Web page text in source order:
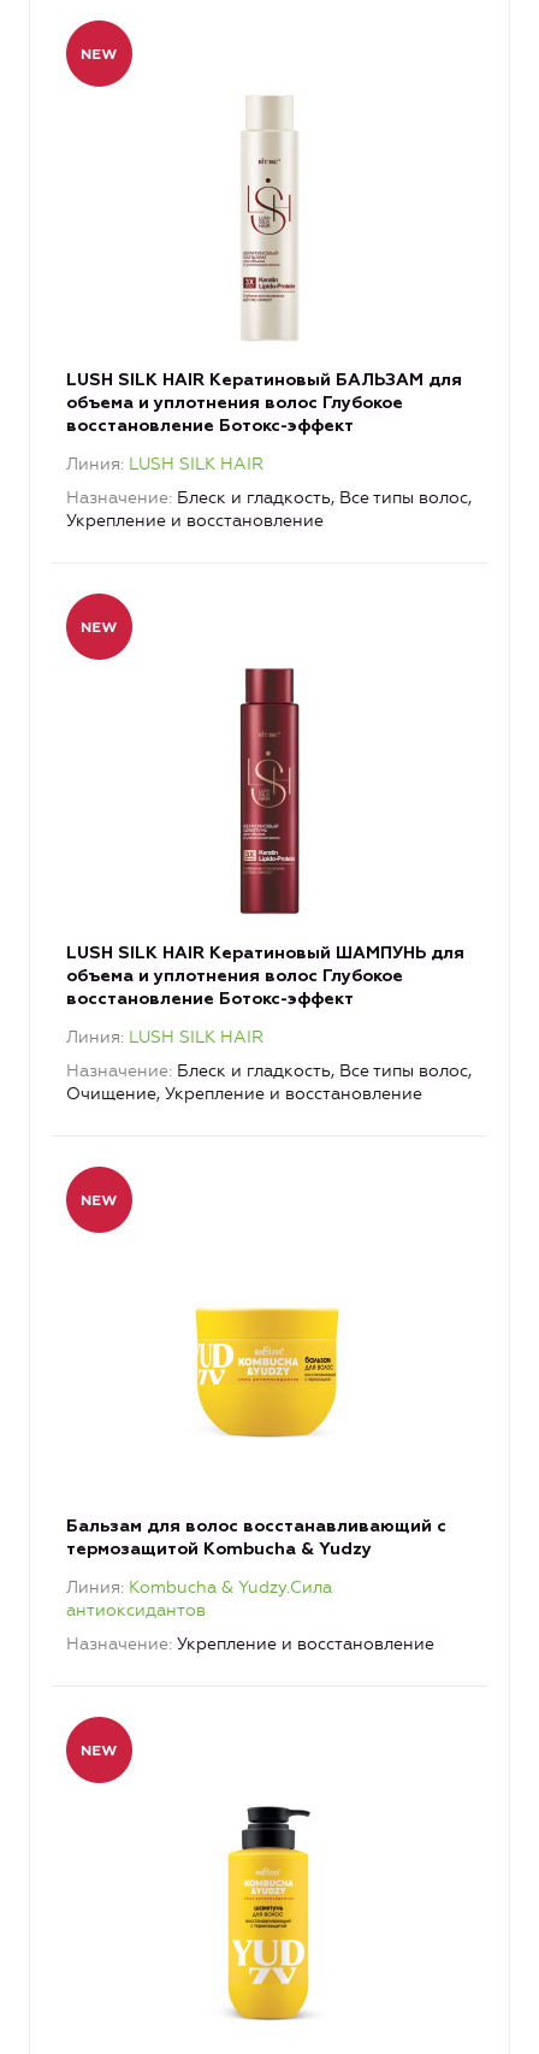
LUSH SILK HAIR Кератиновый БАЛЬЗАМ для
объема и уплотнения волос Глубокое
восстановление Ботокс-эффект
Линия LUSH SILK HAIR
Назначение Блеск и гладкость, Все типы волос,
Укрепление и восстановление
LUSH SILK HAIR Кератиновый ШАМПУНЬ для
объема и уплотнения волос Глубокое
восстановление Ботокс-эффект
Линия LUSH SILK HAIR
Назначение Блеск и гладкость, Все типы волос,
Очищение, Укрепление и восстановление
Бальзам для волос восстанавливающий с
термозащитой Kombucha & Yudzy
Линия Kombucha & Yudzy.Сила
антиоксидантов
Назначение Укрепление и восстановление